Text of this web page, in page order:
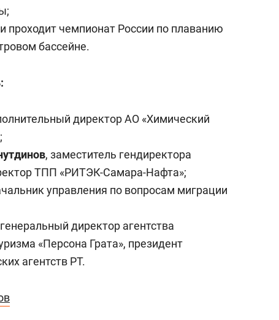
проходит чемпионат России по плаванию
бассейне.
директор АО «Химический
, заместитель гендиректора
ТПП «РИТЭК-Самара-Нафта»;
управления по вопросам миграции
директор агентства
«Персона Грата», президент
агентств РТ.